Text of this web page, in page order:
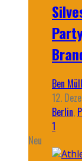
Ben
12.
Berlin,
1
Neu